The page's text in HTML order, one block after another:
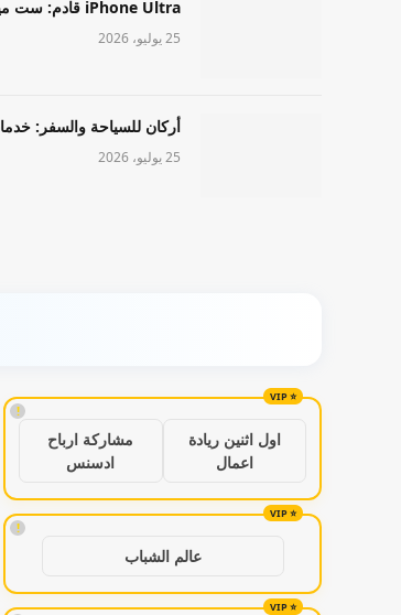
iPhone Ultra قادم: ست ميزات جديدة في طراز Apple عالي المستوى
25 يوليو، 2026
أركان للسياحة والسفر:
25 يوليو، 2026
!
اول اثنين ريادة
اعمال
مشاركة ارباح
ادسنس
!
عالم الشباب